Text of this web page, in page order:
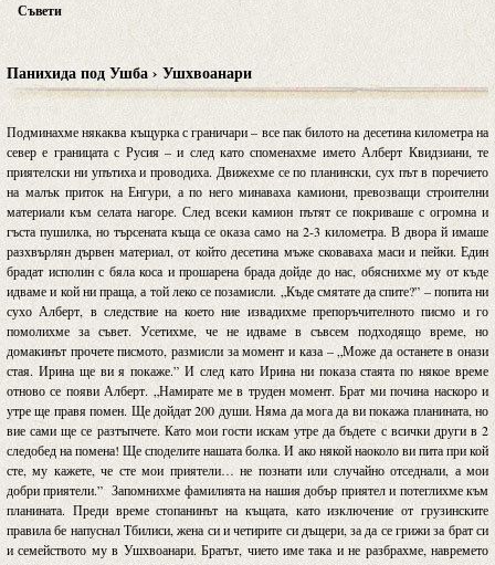
Съвети
Панихида под Ушба › Ушхвоанари
Подминахме някаква къщурка с граничари – все пак билото на десетина километра на
север е границата с Русия – и след като споменахме името Алберт Квидзиани, те
приятелски ни упътиха и проводиха. Движехме се по планински, сух път в поречието
на малък приток на Енгури, а по него минаваха камиони, превозващи строителни
материали към селата нагоре. След всеки камион пътят се покриваше с огромна и
гъста пушилка, но търсената къща се оказа само на 2-3 километра. В двора й имаше
разхвърлян дървен материал, от който десетина мъже сковаваха маси и пейки. Един
брадат исполин с бяла коса и прошарена брада дойде до нас, обяснихме му от къде
идваме и кой ни праща, а той леко се позамисли. „Къде смятате да спите?” – попита ни
сухо Алберт, в следствие на което ние извадихме препоръчителното писмо и го
помолихме за съвет. Усетихме, че не идваме в съвсем подходящо време, но
домакинът прочете писмото, размисли за момент и каза – „Може да останете в онази
стая. Ирина ще ви я покаже.” И след като Ирина ни показа стаята по някое време
отново се появи Алберт. „Намирате ме в труден момент. Брат ми почина наскоро и
утре ще правя помен. Ще дойдат 200 души. Няма да мога да ви покажа планината, но
вие сами ще се разтъпчете. Като мои гости искам утре да бъдете с всички други в 2
следобед на помена! Ще споделите нашата болка. И ако някой наоколо ви пита при кой
сте, му кажете, че сте мои приятели… не познати или случайно отседнали, а мои
добри приятели.” Запомнихме фамилията на нашия добър приятел и потеглихме към
планината. Преди време стопанинът на къщата, като изключение от грузинските
правила бе напуснал Тбилиси, жена си и четирите си дъщери, за да се грижи за брат си
и семейството му в Ушхвоанари. Братът, чието име така и не разбрахме, навремето